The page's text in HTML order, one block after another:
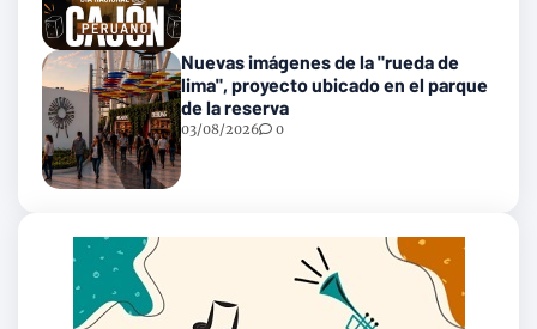
Nuevas imágenes de la "rueda de
lima", proyecto ubicado en el parque
de la reserva
03/08/2026 0